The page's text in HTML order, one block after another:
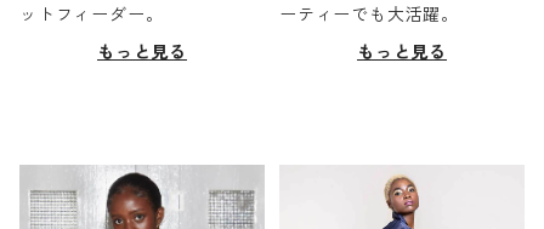
ットフィーダー。
もっと見る
ーティーでも大活躍。
もっと見る